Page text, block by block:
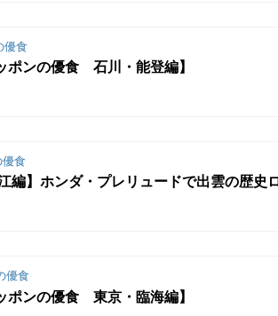
優食
ポンの優食 石川・能登編】
食
編】ホンダ・プレリュードで出雲の歴史
優食
ポンの優食 東京・臨海編】